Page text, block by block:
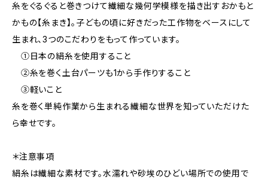
糸をぐるぐると巻きつけて繊細な幾何学模様を描き出すおかもと
かもの【糸まき】。子どもの頃に好きだった工作物をベースにして
生まれ、3つのこだわりをもって作っています。
①日本の絹糸を使用すること
②糸を巻く土台パーツも1から手作りすること
③軽いこと
糸を巻く単純作業から生まれる繊細な世界を知っていただけた
ら幸せです。
＊注意事項
絹糸は繊細な素材です。水濡れや砂埃のひどい場所での使用で